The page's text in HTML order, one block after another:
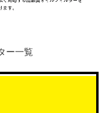
ー一覧